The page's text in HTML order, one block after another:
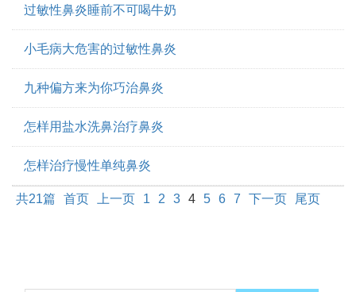
过敏性鼻炎睡前不可喝牛奶
小毛病大危害的过敏性鼻炎
九种偏方来为你巧治鼻炎
怎样用盐水洗鼻治疗鼻炎
怎样治疗慢性单纯鼻炎
共21篇 首页 上一页 1 2 3 4 5 6 7 下一页 尾页